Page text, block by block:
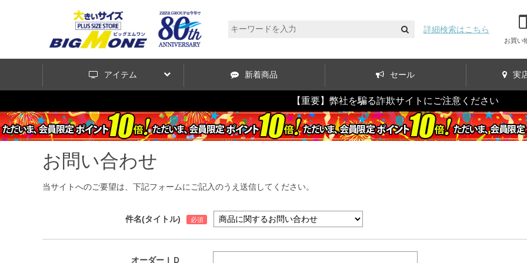
詳細検索はこちら
お買い
アイテム 新着商品 セール 実
【重要】弊社を騙る詐欺サイトにご注意ください
お問い合わせ
当サイトへのご要望は、下記フォームにご記入のうえ送信してください。
件名(タイトル)
オーダーＩＤ